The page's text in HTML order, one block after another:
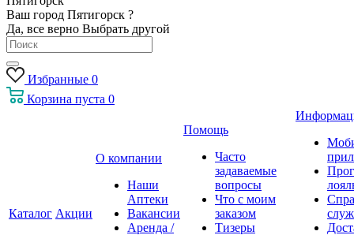
Ваш город Пятигорск ?
Да, все верно Выбрать другой
Избранные 0
Корзина пуста 0
Каталог Акции
О компании
Наши
Аптеки
Вакансии
Аренда /
Помощь
Часто
задаваемые
вопросы
Что с моим
заказом
Тизеры